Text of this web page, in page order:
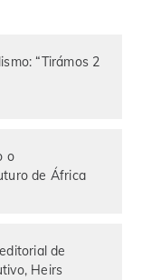
“Tirámos 2
o
de África
de
Heirs